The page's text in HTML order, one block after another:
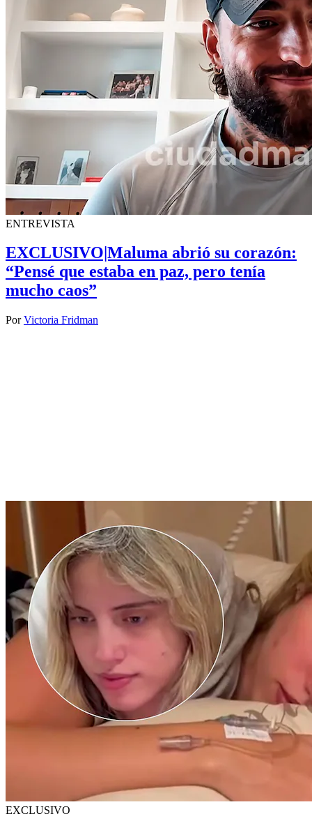
ENTREVISTA
EXCLUSIVO|Maluma abrió su corazón:
“Pensé que estaba en paz, pero tenía
mucho caos”
PorVictoria Fridman
EXCLUSIVO